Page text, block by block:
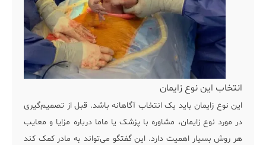
انتخاب این نوع زایمان
این نوع زایمان باید یک انتخاب آگاهانه باشد. قبل از تصمیم‌گیری
در مورد نوع زایمان، مشاوره با پزشک یا ماما درباره مزایا و معایب
هر روش بسیار اهمیت دارد. این گفتگو می‌تواند به مادر کمک کند